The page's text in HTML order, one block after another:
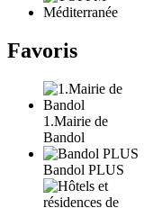
Favoris
1.Mairie de
Bandol
Bandol PLUS